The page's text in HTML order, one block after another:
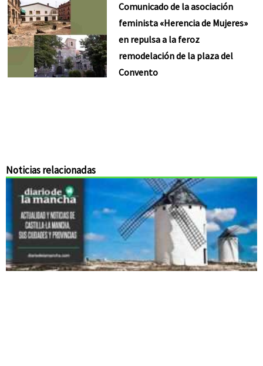
Comunicado de la asociación
feminista «Herencia de Mujeres»
en repulsa a la feroz
remodelación de la plaza del
Convento
Noticias relacionadas